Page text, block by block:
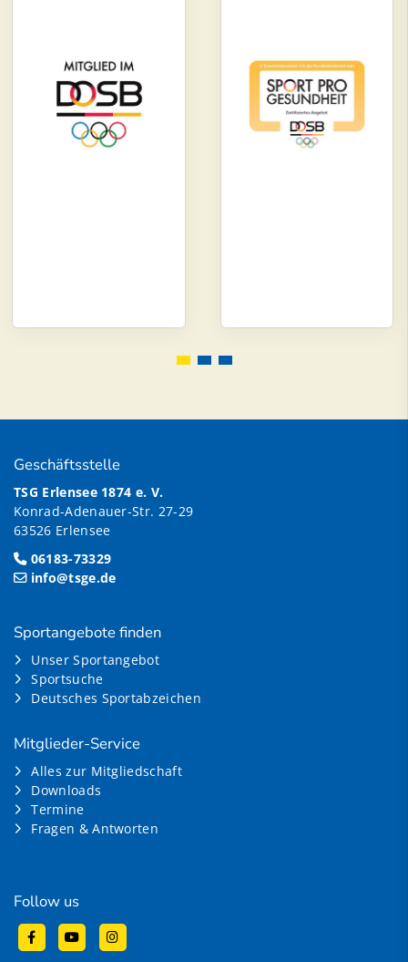
Geschäftsstelle
TSG Erlensee 1874 e. V.
Konrad-Adenauer-Str. 27-29
63526 Erlensee
06183-73329
info@tsge.de
Sportangebote finden
Unser Sportangebot
Sportsuche
Deutsches Sportabzeichen
Mitglieder-Service
Alles zur Mitgliedschaft
Downloads
Termine
Fragen & Antworten
Follow us